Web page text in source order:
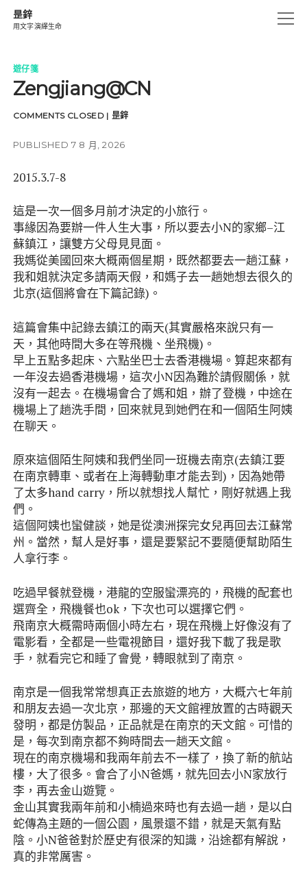
昰鋅
用文字演繹生命
open
生活碎片
UN-CHAINS
instagram
emailamazon
遊仔箋
Zengjiang@CN
COMMENTS CLOSED | 昰鋅
PUBLISHED 7 8 月, 2026
2015.3.7-8
這是一次一個多月前才決定的小旅行。
事緣因為要辦一件人生大事，所以要去小N的家鄉–江
蘇鎮江，讓雙方父母見見面。
我媽從美國回來大概兩個星期，既然都要去一趟江蘇，
我和姐就決定多請兩天假，和媽子去一趟她想去很久的
北京(這個將會在下篇記錄)。
這篇會集中記錄去鎮江的兩天(其實嚴格來說只有一
天，其他時間大多在等飛機、坐飛機)。
早上五點多起床、六點坐巴士去香港機場。算起來都有
一年沒去過香港機場，這次小N因為難於請假關係，就
沒有一起去。在機場會合了媽和姐，辦了登機，中途在
機場上了趟洗手間，回來就見到她們在和一個陌生阿姨
在聊天。
原來這個陌生阿姨和我們坐同一班機去南京(去鎮江要
在南京轉車、或者在上海轉動車才能去到)，因為她帶
了太多hand carry，所以就想找人幫忙，剛好就遇上我
們。
這個阿姨也蠻健談，她是從澳洲探完女兒再回去江蘇常
州。當然，幫人是好事，還是要緊記不要隨便幫助陌生
人拿行李。
吃過早餐就登機，港龍的空服蠻漂亮的，飛機的配套也
選齊全，飛機餐也ok，下次也可以選擇它們。
飛南京大概需時兩個小時左右，現在飛機上好像沒有了
電影看，全都是一些電視節目，還好我下載了我是歌
手，就看完它和睡了會覺，轉眼就到了南京。
南京是一個我常常想真正去旅遊的地方，大概六七年前
和朋友去過一次北京，那邊的天文館裡放置的古時觀天
發明，都是仿製品，正品就是在南京的天文館。可惜的
是，每次到南京都不夠時間去一趟天文館。
現在的南京機場和我兩年前去不一樣了，換了新的航站
樓，大了很多。會合了小N爸媽，就先回去小N家放行
李，再去金山遊覽。
金山其實我兩年前和小楠過來時也有去過一趟，是以白
蛇傳為主題的一個公園，風景還不錯，就是天氣有點
陰。小N爸爸對於歷史有很深的知識，沿途都有解說，
真的非常厲害。